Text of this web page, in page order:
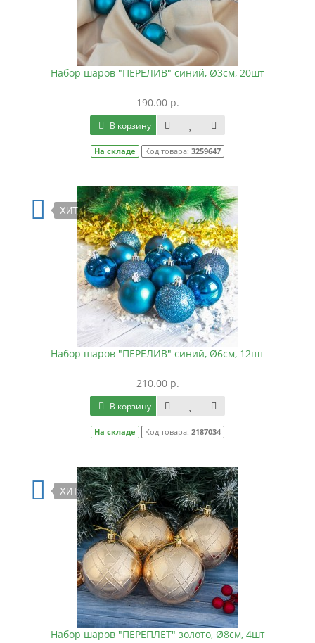
Набор шаров "ПЕРЕЛИВ" синий, Ø3см, 20шт
190.00 р.
В корзину
На складе Код товара: 3259647
ХИТ
Набор шаров "ПЕРЕЛИВ" синий, Ø6см, 12шт
210.00 р.
В корзину
На складе Код товара: 2187034
ХИТ
Набор шаров "ПЕРЕПЛЕТ" золото, Ø8см, 4шт